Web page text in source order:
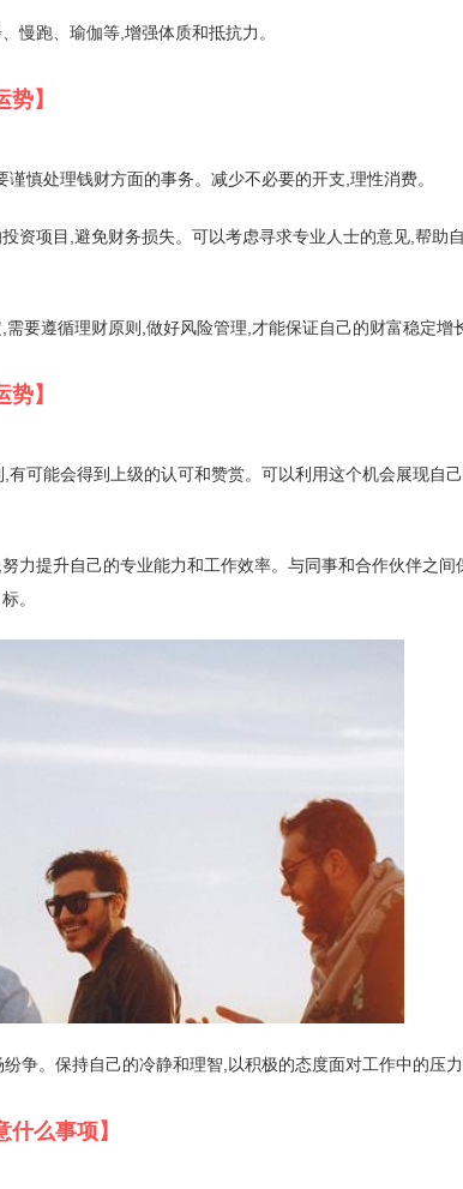
慢跑、瑜伽等,增强体质和抵抗力。
】
慎处理钱财方面的事务。减少不必要的开支,理性消费。
资项目,避免财务损失。可以考虑寻求专业人士的意见,帮助
要遵循理财原则,做好风险管理,才能保证自己的财富稳定增
】
可能会得到上级的认可和赞赏。可以利用这个机会展现自
力提升自己的专业能力和工作效率。与同事和合作伙伴之间
。
争。保持自己的冷静和理智,以积极的态度面对工作中的压力
么事项】